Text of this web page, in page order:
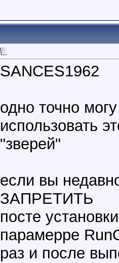
SANCES1962
одно точно
использовать
"зверей"
если вы
ЗАПРЕТИТЬ
посте
парамерре
раз и после